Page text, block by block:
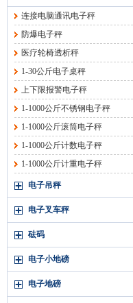
连接电脑通讯电子秤
防爆电子秤
医疗轮椅透析秤
1-30公斤电子桌秤
上下限报警电子秤
1-1000公斤不锈钢电子秤
1-1000公斤滚筒电子秤
1-1000公斤计数电子秤
1-1000公斤计重电子秤
电子吊秤
电子叉车秤
砝码
电子小地磅
电子地磅